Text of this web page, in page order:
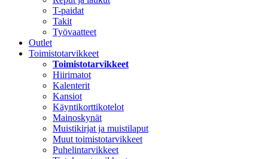
T-paidat
Takit
Työvaatteet
Outlet
Toimistotarvikkeet
Toimistotarvikkeet
Hiirimatot
Kalenterit
Kansiot
Käyntikorttikotelot
Mainoskynät
Muistikirjat ja muistilaput
Muut toimistotarvikkeet
Puhelintarvikkeet